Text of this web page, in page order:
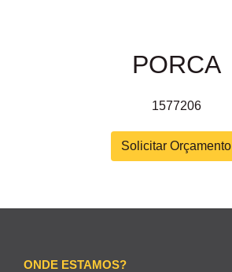
PORCA
1577206
Solicitar Orçamento
ONDE ESTAMOS?